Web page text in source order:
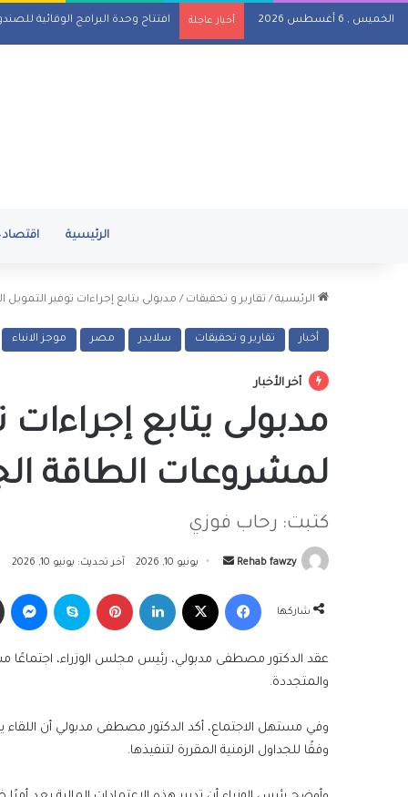
الخميس , 6 أغسطس 2026 أخبار عاجلة افتتاح وحدة البرامج الوقائية
الرئيسية اقتصاد
الرئيسية / تقارير و تحقيقات / مدبولى يتابع إجراءات توفير
أخبار تقارير و تحقيقات سلايدر مصر موجز الانباء
أخر الأخبار
مدبولى يتابع
لمشروعات الطاقة
كتبت: رحاب فوزي
Rehab fawzy
أرسل
إلكترونيا
يونيو 10, 2026 آخر تحديث: يونيو 10, 2026
شاركها
فيسبوك لينكدإن بينتيريست سكايب
عقد الدكتور مصطفى مدبولي، رئيس مجلس الوزراء، اجتماعًا
والمتجددة.
وفي مستهل الاجتماع، أكد الدكتور مصطفى مدبولي أن
وفقًا للجداول الزمنية المقررة لتنفيذها.